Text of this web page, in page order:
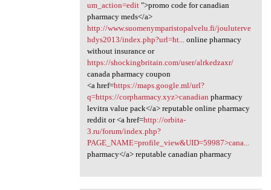
um_action=edit">promo code for canadian
pharmacy meds</a>
http://www.suomenymparistopalvelu.fi/jouluterve
hdys2013/index.php?url=ht...online pharmacy
without insurance or
https://shockingbritain.com/user/alrkedzaxr/
canada pharmacy coupon
<a href=https://maps.google.ml/url?
q=https://corpharmacy.xyz>canadian pharmacy
levitra value pack</a> reputable online pharmacy
reddit or <a href=http://orbita-
3.ru/forum/index.php?
PAGE_NAME=profile_view&UID=59987>cana...
pharmacy</a> reputable canadian pharmacy